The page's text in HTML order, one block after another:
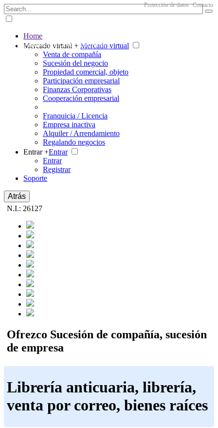
The big marketplace for business
Protección de datos Contacto
Home
Mercado virtual + Mercado virtual
Venta de compañía
Sucesión del negocio
Propiedad comercial, objeto
Participación empresarial
Finanzas Corporativas
Cooperación empresarial
Franquicia / Licencia
Empresa inactiva
Alquiler / Arrendamiento
Regalando negocios
Entrar +Entrar
Entrar
Registrar
Soporte
Atrás
N.I.: 26127
Ofrezco Sucesión de compañía, sucesión
de empresa
Librería anticuaria, librería,
venta por correo, bienes raíces